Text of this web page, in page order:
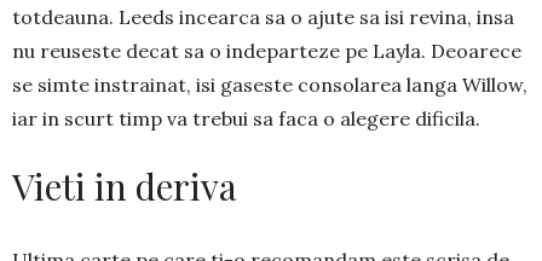
totdeauna. Leeds incearca sa o ajute sa isi revina, insa
nu reuseste decat sa o indeparteze pe Layla. Deoarece
se simte instrainat, isi gaseste consolarea langa Willow,
iar in scurt timp va trebui sa faca o alegere dificila.
Vieti in deriva